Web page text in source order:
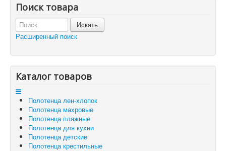
О компании
Политика безопасности
Пользовательское соглашение
Каталог товаров
Отзывы и предложения
Контакты
Корзина
Отложенные товары
Вы здесь: Главная
Полотенца махровые
Полотенце махровое "Соты" 50x90
Поиск товара
Расширенный поиск
Каталог товаров
Полотенца лен-хлопок
Полотенца махровые
Полотенца пляжные
Полотенца для кухни
Полотенца детские
Полотенца крестильные